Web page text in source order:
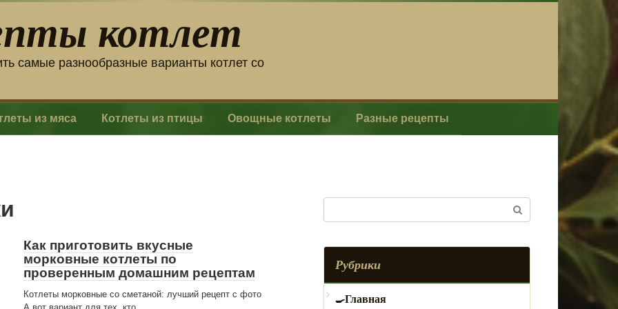
котлет
самые разнообразные варианты котлет со
из мяса Котлеты из птицы Овощные котлеты Разные рецепты
Как приготовить вкусные
морковные котлеты по
проверенным домашним рецептам
Котлеты морковные со сметаной: лучший рецепт с фото
Рубрики
Главная